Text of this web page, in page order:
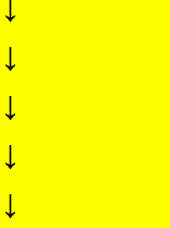
↓
↓
↓
↓